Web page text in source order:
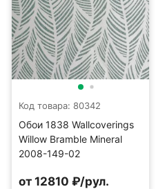
Код товара: 80342
Обои 1838 Wallcoverings
Willow Bramble Mineral
2008-149-02
от 12810 ₽/рул.